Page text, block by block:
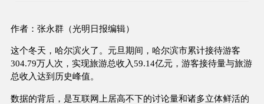
作者：张永群（光明日报编辑）
这个冬天，哈尔滨火了。元旦期间，哈尔滨市累计接待游客
304.79万人次，实现旅游总收入59.14亿元，游客接待量与旅游
总收入达到历史峰值。
数据的背后，是互联网上居高不下的讨论量和诸多立体鲜活的